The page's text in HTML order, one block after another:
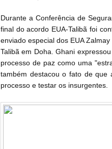
Durante a Conferência de
final do acordo EUA-Talibã foi
enviado especial dos EUA
Talibã em Doha.Ghani
processo de paz como uma
também destacou o fato de que
processo e testar os insurgentes.